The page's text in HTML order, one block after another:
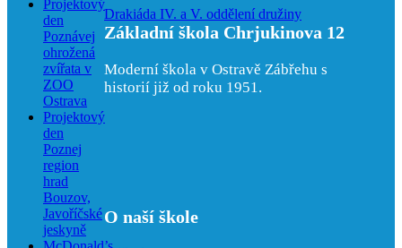
Projektový
den
Poznávej
ohrožená
zvířata v
ZOO
Ostrava
Projektový
den
Poznej
region
hrad
Bouzov,
Javoříčské
jeskyně
Drakiáda IV. a V. oddělení družiny
Základní škola Chrjukinova 12
Moderní škola v Ostravě Zábřehu s
historií již od roku 1951.
O naší škole